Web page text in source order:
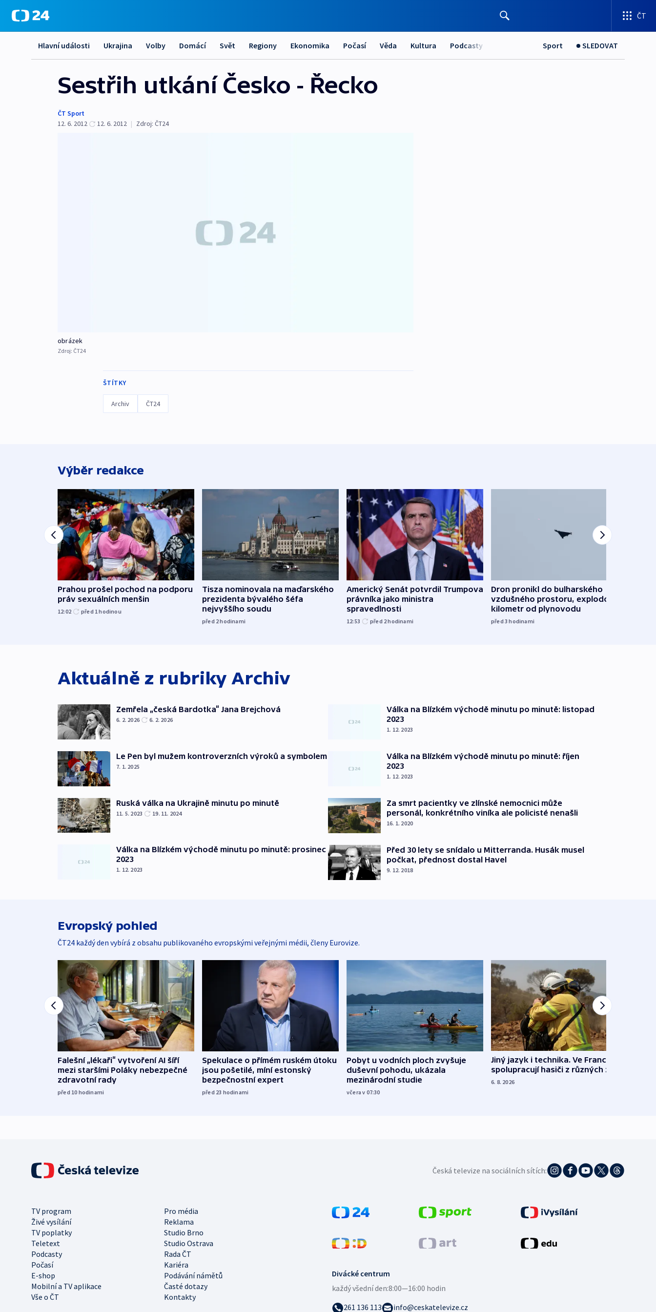
ČT
Hlavní události Ukrajina Volby Domácí Svět Regiony Ekonomika Počasí Věda Kultura Podcasty Sport SLEDOVAT
Sestřih utkání Česko - Řecko
ČT Sport
12. 6. 2012
12. 6. 2012 | Zdroj: ČT24
obrázek
Zdroj: ČT24
ŠTÍTKY
Archiv ČT24
Výběr redakce
Prahou prošel pochod na podporu
práv sexuálních menšin
12:02 před 1hodinou
Tisza nominovala na maďarského
prezidenta bývalého šéfa
nejvyššího soudu
před 2hodinami
Americký Senát potvrdil Trumpova
právníka jako ministra
spravedlnosti
12:53 před 2hodinami
Dron pronikl do bulharského
vzdušného prostoru, explodoval
kilometr od plynovodu
před 3hodinami
Aktuálně z rubriky Archiv
Zemřela „česká Bardotka“ Jana Brejchová
6. 2. 2026 6. 2. 2026
Le Pen byl mužem kontroverzních výroků a symbolem
7. 1. 2025
Ruská válka na Ukrajině minutu po minutě
11. 5. 2023 19. 11. 2024
Válka na Blízkém východě minutu po minutě: prosinec
2023
1. 12. 2023
Válka na Blízkém východě minutu po minutě: listopad
2023
1. 12. 2023
Válka na Blízkém východě minutu po minutě: říjen
2023
1. 12. 2023
Za smrt pacientky ve zlínské nemocnici může
personál, konkrétního viníka ale policisté nenašli
16. 1. 2020
Před 30 lety se snídalo u Mitterranda. Husák musel
počkat, přednost dostal Havel
9. 12. 2018
Evropský pohled
ČT24 každý den vybírá z obsahu publikovaného evropskými veřejnými médii, členy Eurovize.
Falešní „lékaři“ vytvoření AI šíří
mezi staršími Poláky nebezpečné
zdravotní rady
před 10 hodinami
Spekulace o přímém ruském útoku
jsou pošetilé, míní estonský
bezpečnostní expert
před 23 hodinami
Pobyt u vodních ploch zvyšuje
duševní pohodu, ukázala
mezinárodní studie
včera v 07:30
Jiný jazyk i technika. Ve Francii
spolupracují hasiči z různých zemí
6. 8. 2026
Česká televize na sociálních sítích:
TV program
Pro média
Živé vysílání
Reklama
TV poplatky
Studio Brno
Teletext
Studio Ostrava
Podcasty
Rada ČT
Počasí
Kariéra
E-shop
Podávání námětů
Mobilní a TV aplikace
Časté dotazy
Vše o ČT
Kontakty
Divácké centrum
každý všední den:8:00—16:00 hodin
261 136 113
info@ceskatelevize.cz